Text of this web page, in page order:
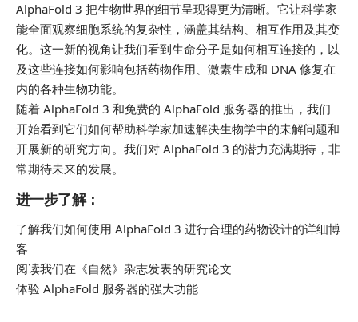
AlphaFold 3 把生物世界的细节呈现得更为清晰。它让科学家
能全面观察细胞系统的复杂性，涵盖其结构、相互作用及其变
化。这一新的视角让我们看到生命分子是如何相互连接的，以
及这些连接如何影响包括药物作用、激素生成和 DNA 修复在
内的各种生物功能。
随着 AlphaFold 3 和免费的 AlphaFold 服务器的推出，我们
开始看到它们如何帮助科学家加速解决生物学中的未解问题和
开展新的研究方向。我们对 AlphaFold 3 的潜力充满期待，非
常期待未来的发展。
进一步了解：
了解我们如何使用 AlphaFold 3 进行合理的药物设计的详细博
客
阅读我们在《自然》杂志发表的研究论文
体验 AlphaFold 服务器的强大功能